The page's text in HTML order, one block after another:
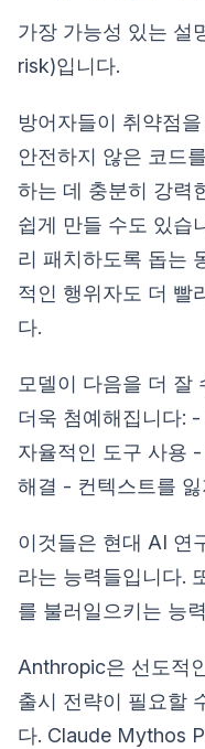
가장 가능성 있는 설
risk)입니다.
방어자들이 취약점
안전하지 않은 코드
하는 데 충분히 강력
쉽게 만들 수도 있습
리 패치하도록 돕는
적인 행위자도 더 빨
다.
모델이 다음을 더 잘
더욱 첨예해집니다:
자율적인 도구 사용
해결 - 컨텍스트를
이것들은 현대 AI 연
라는 능력들입니다.
를 불러일으키는 능
Anthropic은 선도적
출시 전략이 필요할
다. Claude Mythos